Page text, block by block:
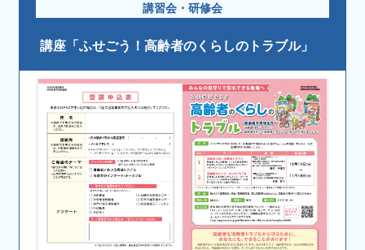
講習会・研修会
講座「ふせごう！高齢者のくらしのトラブル」